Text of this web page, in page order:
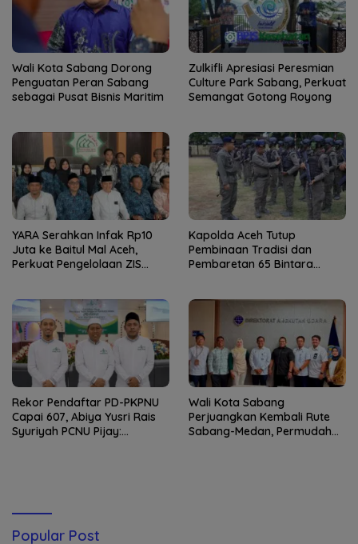
Wali Kota Sabang Dorong
Penguatan Peran Sabang
sebagai Pusat Bisnis Maritim
Zulkifli Apresiasi Peresmian
Culture Park Sabang, Perkuat
Semangat Gotong Royong
YARA Serahkan Infak Rp10
Juta ke Baitul Mal Aceh,
Perkuat Pengelolaan ZIS
Kapolda Aceh Tutup
Pembinaan Tradisi dan
Pembaretan 65 Bintara
Rekor Pendaftar PD-PKPNU
Capai 607, Abiya Yusri Rais
Syuriyah PCNU Pijay:
Wali Kota Sabang
Perjuangkan Kembali Rute
Sabang-Medan, Permudah
Popular Post